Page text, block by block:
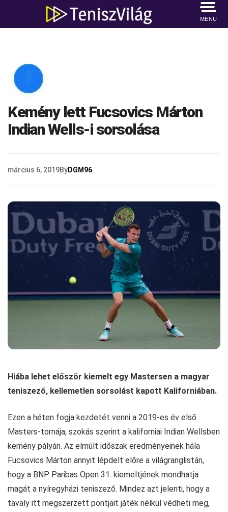
MENU

Kemény lett Fucsovics Márton
Indian Wells-i sorsolása
március 6, 2019ByDGM96
Hiába lehet először kiemelt egy Mastersen a magyar
teniszező, kellemetlen sorsolást kapott Kaliforniában.
Ezen a héten fogja kezdetét venni a 2019-es év első
Masters-tornája, szokás szerint a kaliforniai Indian Wellsben
kemény pályán. Az elmúlt időszak eredményeinek hála
Fucsovics Márton annyit lépdelt előre a világranglistán,
hogy a BNP Paribas Open 31. kiemeltjének mondhatja
magát a nyíregyházi teniszező. Mindez azt jelenti, hogy a
tavaly itt megszerzett pontjait játék nélkül védheti meg,